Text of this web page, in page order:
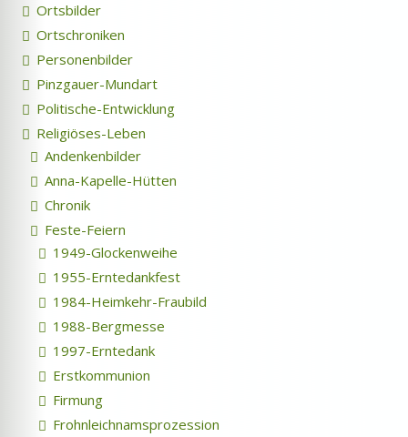
Ortsbilder
Ortschroniken
Personenbilder
Pinzgauer-Mundart
Politische-Entwicklung
Religiöses-Leben
Andenkenbilder
Anna-Kapelle-Hütten
Chronik
Feste-Feiern
1949-Glockenweihe
1955-Erntedankfest
1984-Heimkehr-Fraubild
1988-Bergmesse
1997-Erntedank
Erstkommunion
Firmung
Frohnleichnamsprozession